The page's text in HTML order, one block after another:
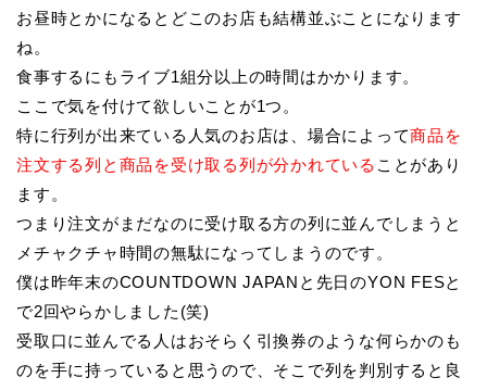
お昼時とかになるとどこのお店も結構並ぶことになります
ね。
食事するにもライブ1組分以上の時間はかかります。
ここで気を付けて欲しいことが1つ。
特に行列が出来ている人気のお店は、場合によって商品を
注文する列と商品を受け取る列が分かれている ことがあり
ます。
つまり注文がまだなのに受け取る方の列に並んでしまうと
メチャクチャ時間の無駄になってしまうのです。
僕は昨年末のCOUNTDOWN JAPANと先日のYON FESと
で2回やらかしました(笑)
受取口に並んでる人はおそらく引換券のような何らかのも
のを手に持っていると思うので、そこで列を判別すると良